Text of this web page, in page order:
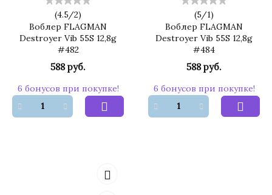
(4.5/2)
Воблер FLAGMAN
Destroyer Vib 55S 12,8g
#482
588 руб.
6 бонусов при покупке!
(5/1)
Воблер FLAGMAN
Destroyer Vib 55S 12,8g
#484
588 руб.
6 бонусов при покупке!